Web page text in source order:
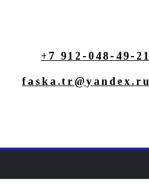
+7 912-048-49-21
faska.tr@yandex.ru